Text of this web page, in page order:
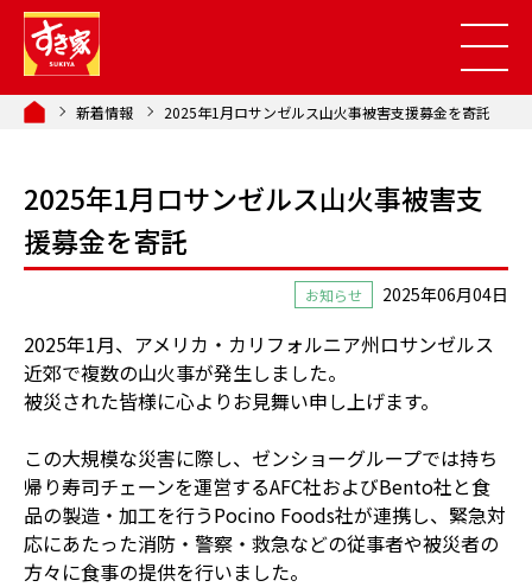
新着情報 2025年1月ロサンゼルス山火事被害支援募金を寄託
2025年1月ロサンゼルス山火事被害支
援募金を寄託
お知らせ 2025年06月04日
2025年1月、アメリカ・カリフォルニア州ロサンゼルス
近郊で複数の山火事が発生しました。
被災された皆様に心よりお見舞い申し上げます。
この大規模な災害に際し、ゼンショーグループでは持ち
帰り寿司チェーンを運営するAFC社およびBento社と食
品の製造・加工を行うPocino Foods社が連携し、緊急対
応にあたった消防・警察・救急などの従事者や被災者の
方々に食事の提供を行いました。